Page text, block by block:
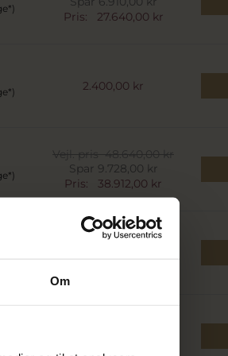
Om
Pris:
27.640,00 kr
2.400,00 kr
Vejl. pris48.640,00 kr
Spar 9.728,00 kr
Pris:
38.912,00 kr
Vejl. pris 51.275,00 kr
Pris:
44.200,00 kr